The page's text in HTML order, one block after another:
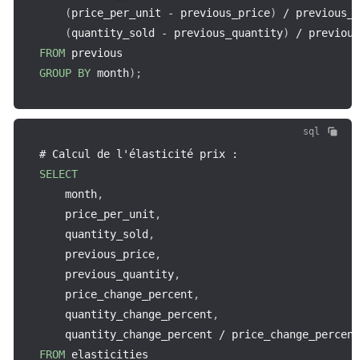
(price_per_unit - previous_price) /
(quantity_sold - previous_quantity) /
FROM
GROUP BY month) ;
sql
# Calcul de l'élasticité prix
:
SELECT
    month
,
    price_per_unit
,
    quantity_sold
,
    previous_price
,
    previous_quantity
,
    price_change_percent
,
    quantity_change_percent
,
    quantity_change_percent
/
FROM